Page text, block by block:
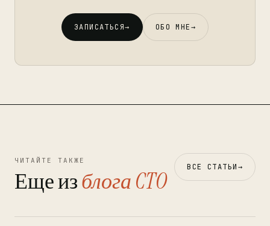
ЗАПИСАТЬСЯ→ ОБО МНЕ→
ЧИТАЙТЕ ТАКЖЕ
Еще изблога CTO ВСЕ СТАТЬИ→